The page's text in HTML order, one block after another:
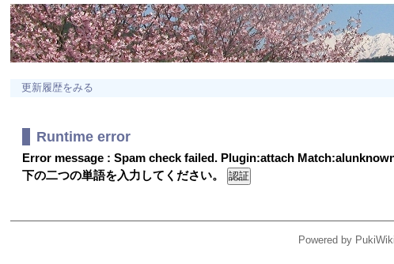
更新履歴をみる
Runtime error
Error message : Spam check failed. Plugin:attach
下の二つの単語を入力してください。
Powered by